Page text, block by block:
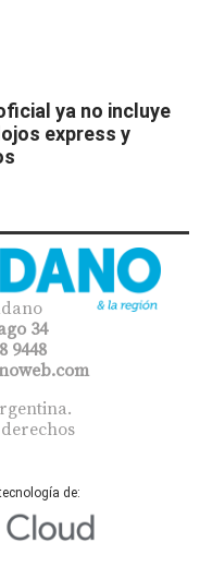
ya no incluye
express y
34
9448
de: